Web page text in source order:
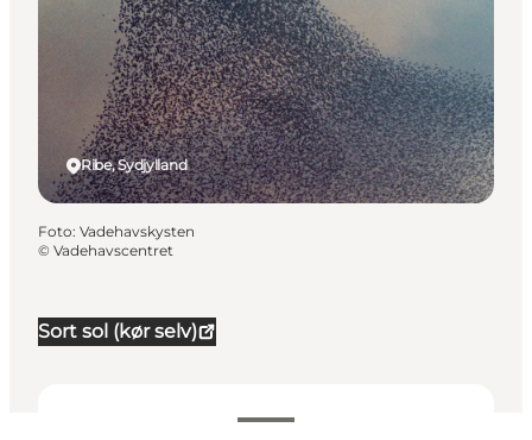
Sort sol (kør selv)
Ribe, Sydjylland
Foto: Vadehavskysten
© Vadehavscentret